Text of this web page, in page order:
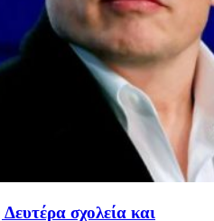
σχολεία και